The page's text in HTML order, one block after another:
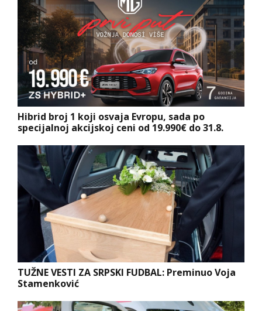
Hibrid broj 1 koji osvaja Evropu, sada po
specijalnoj akcijskoj ceni od 19.990€ do 31.8.
TUŽNE VESTI ZA SRPSKI FUDBAL: Preminuo Voja
Stamenković